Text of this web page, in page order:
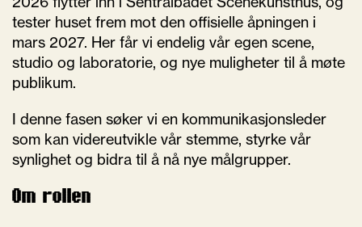
tester huset frem mot den offisielle åpningen i
mars 2027. Her får vi endelig vår egen scene,
studio og laboratorie, og nye muligheter til å møte
publikum.
I denne fasen søker vi en kommunikasjonsleder
som kan videreutvikle vår stemme, styrke vår
synlighet og bidra til å nå nye målgrupper.
Om rollen